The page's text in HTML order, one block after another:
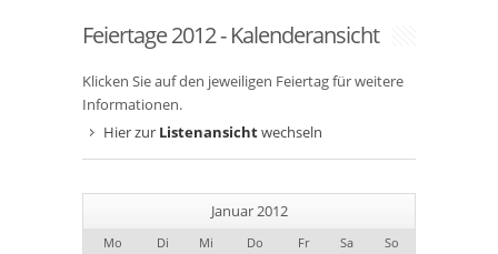
Feiertage 2012 - Kalenderansicht
Klicken Sie auf den jeweiligen Feiertag für weitere
Informationen.
Hier zur Listenansichtwechseln
Januar 2012
Mo Di Mi Do Fr Sa
So